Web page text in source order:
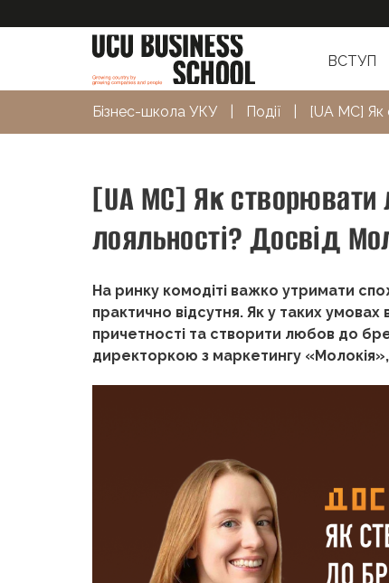
ВСТУП
Бізнес-школа УКУ Події [UA MC]
[UA MC] Як
лояльності? Досвід
На ринку комодіті важко утримати
практично відсутня. Як у таких
причетності та створити любов до
директоркою з маркетингу «Молокія»,